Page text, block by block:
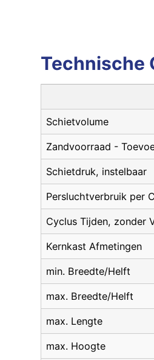
Technische
Schietvolume
Zandvoorraad -
Schietdruk, instelbaar
Persluchtverbruik per
Cyclus Tijden, zonder
Kernkast Afmetingen
min. Breedte/Helft
max. Breedte/Helft
max. Lengte
max. Hoogte